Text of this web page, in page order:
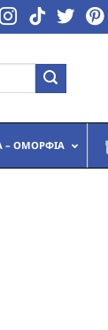
– ΟΜΟΡΦΙΆ